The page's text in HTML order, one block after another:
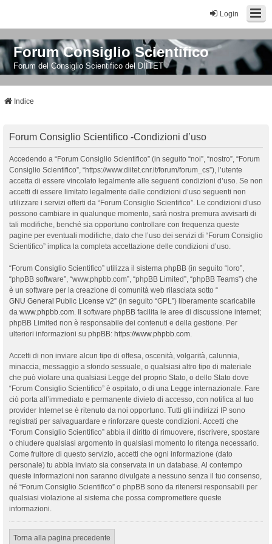
Login
Forum Consiglio Scientifico
Forum del Consiglio Scientifico del DIITET
Indice
Forum Consiglio Scientifico -Condizioni d’uso
Accedendo a “Forum Consiglio Scientifico” (in seguito “noi”, “nostro”, “Forum
Consiglio Scientifico”, “https://www.diitet.cnr.it/forum/forum_cs”), l’utente
accetta di essere vincolato legalmente alle seguenti condizioni d’uso. Se non
accetti di essere limitato legalmente dalle condizioni d’uso seguenti non
utilizzare i servizi offerti da “Forum Consiglio Scientifico”. Le condizioni d’uso
possono cambiare in qualunque momento, sarà nostra premura avvisarti di
tali modifiche, benché sia opportuno controllare con frequenza queste
pagine per eventuali modifiche, dato che l’uso dei servizi di “Forum Consiglio
Scientifico” implica la completa accettazione delle condizioni d’uso.
“Forum Consiglio Scientifico” utilizza il sistema phpBB (in seguito “loro”,
“phpBB software”, “www.phpbb.com”, “phpBB Limited”, “phpBB Teams”) che
è un software per la creazione di comunità web rilasciata sotto “
GNU General Public License v2” (in seguito “GPL”) liberamente scaricabile
da www.phpbb.com. Il software phpBB facilita le aree di discussione internet;
phpBB Limited non è responsabile dei contenuti e della gestione. Per
ulteriori informazioni su phpBB: https://www.phpbb.com.
Accetti di non inviare alcun tipo di offesa, oscenità, volgarità, calunnia,
minaccia, messaggio a sfondo sessuale, o qualsiasi altro tipo di materiale
che può violare una qualsiasi Legge del proprio Stato, o dello Stato dove
“Forum Consiglio Scientifico” è ospitato, o di una Legge internazionale. Fare
ciò porta all’immediato e permanente divieto di accesso, con notifica al tuo
provider Internet se è ritenuto da noi opportuno. Tutti gli indirizzi IP sono
registrati per salvaguardare e rinforzare queste condizioni. Accetti che
“Forum Consiglio Scientifico” abbia il diritto di rimuovere, riscrivere, spostare
o chiudere qualsiasi argomento in qualsiasi momento lo ritenga necessario.
Come fruitore di questo servizio, accetti che ogni informazione (dato
personale) tu abbia inviato sia conservata in un database. Al contempo
queste informazioni non saranno divulgate a nessuno senza il tuo consenso,
né “Forum Consiglio Scientifico” o phpBB sono da ritenersi responsabili per
qualsiasi violazione al sistema che possa compromettere queste
informazioni.
Torna alla pagina precedente